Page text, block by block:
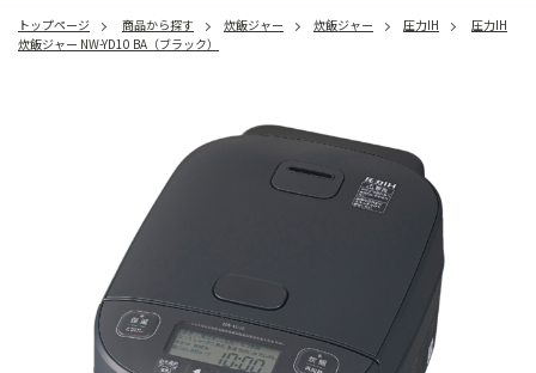
トップページ 商品から探す 炊飯ジャー 炊飯ジャー 圧力IH
圧力IH
炊飯ジャー NW-YD10 BA（ブラック）